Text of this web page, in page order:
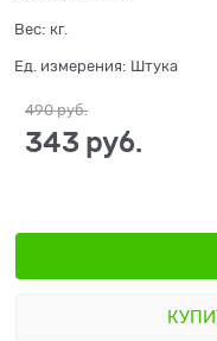
Вес: кг.
Ед. измерения: Штука
490 руб.
343 руб.